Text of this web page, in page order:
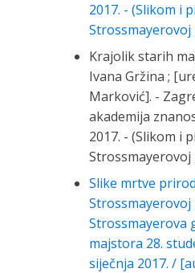
2017. - (Slikom i
Strossmayerovoj
Krajolik starih
Ivana Gržina ;
Marković]. -
akademija
2017. - (Slikom i
Strossmayerovoj
Slike mrtve
Strossmayerovoj
Strossmayerova
majstora 28.
siječnja 2017. /